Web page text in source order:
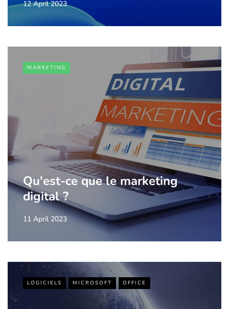
12 April 2023
MARKETING
Qu'est-ce que le marketing
digital ?
11 April 2023
LOGICIELS MICROSOFT OFFICE